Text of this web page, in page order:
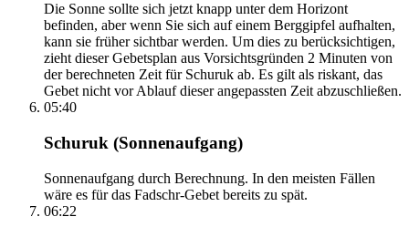
Die Sonne sollte sich jetzt knapp unter dem Horizont
befinden, aber wenn Sie sich auf einem Berggipfel aufhalten,
kann sie früher sichtbar werden. Um dies zu berücksichtigen,
zieht dieser Gebetsplan aus Vorsichtsgründen 2 Minuten von
der berechneten Zeit für Schuruk ab. Es gilt als riskant, das
Gebet nicht vor Ablauf dieser angepassten Zeit abzuschließen.
05:40
Schuruk (Sonnenaufgang)
Sonnenaufgang durch Berechnung. In den meisten Fällen
wäre es für das Fadschr-Gebet bereits zu spät.
06:22